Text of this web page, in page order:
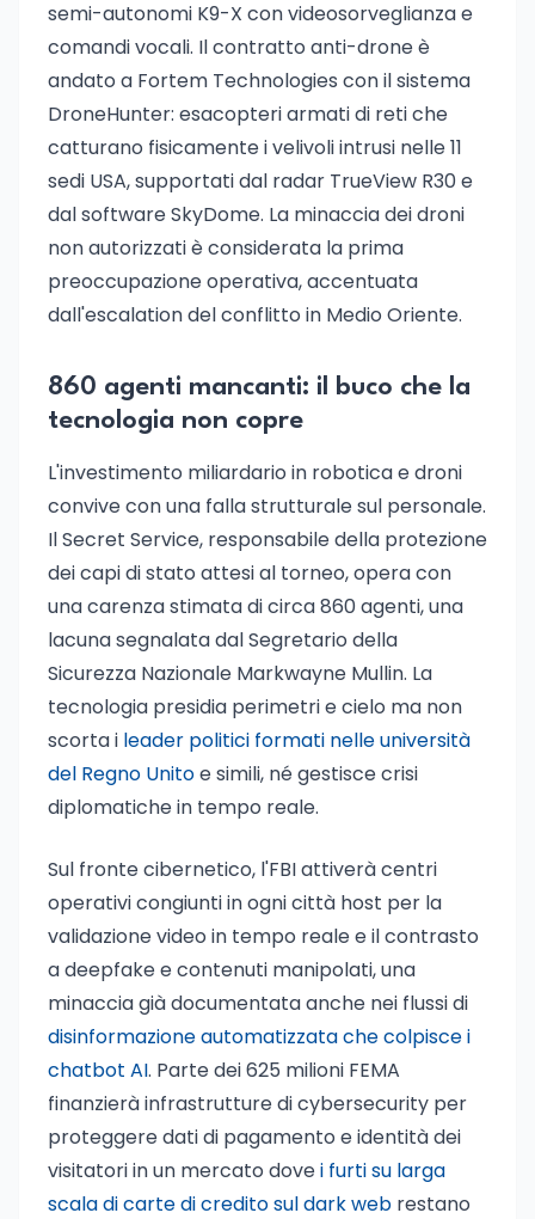
semi-autonomi K9-X con videosorveglianza e
comandi vocali. Il contratto anti-drone è
andato a Fortem Technologies con il sistema
DroneHunter: esacopteri armati di reti che
catturano fisicamente i velivoli intrusi nelle 11
sedi USA, supportati dal radar TrueView R30 e
dal software SkyDome. La minaccia dei droni
non autorizzati è considerata la prima
preoccupazione operativa, accentuata
dall'escalation del conflitto in Medio Oriente.
860 agenti mancanti: il buco che la
tecnologia non copre
L'investimento miliardario in robotica e droni
convive con una falla strutturale sul personale.
Il Secret Service, responsabile della protezione
dei capi di stato attesi al torneo, opera con
una carenza stimata di circa 860 agenti, una
lacuna segnalata dal Segretario della
Sicurezza Nazionale Markwayne Mullin. La
tecnologia presidia perimetri e cielo ma non
scorta i leader politici formati nelle università
del Regno Unitoe simili, né gestisce crisi
diplomatiche in tempo reale.
Sul fronte cibernetico, l'FBI attiverà centri
operativi congiunti in ogni città host per la
validazione video in tempo reale e il contrasto
a deepfake e contenuti manipolati, una
minaccia già documentata anche nei flussi di
disinformazione automatizzata che colpisce i
chatbot AI. Parte dei 625 milioni FEMA
finanzierà infrastrutture di cybersecurity per
proteggere dati di pagamento e identità dei
visitatori in un mercato dovei furti su larga
scala di carte di credito sul dark web restano